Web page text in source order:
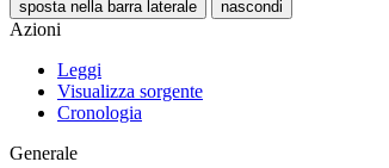
sposta nella barra laterale nascondi
Azioni
Leggi
Visualizza sorgente
Cronologia
Generale